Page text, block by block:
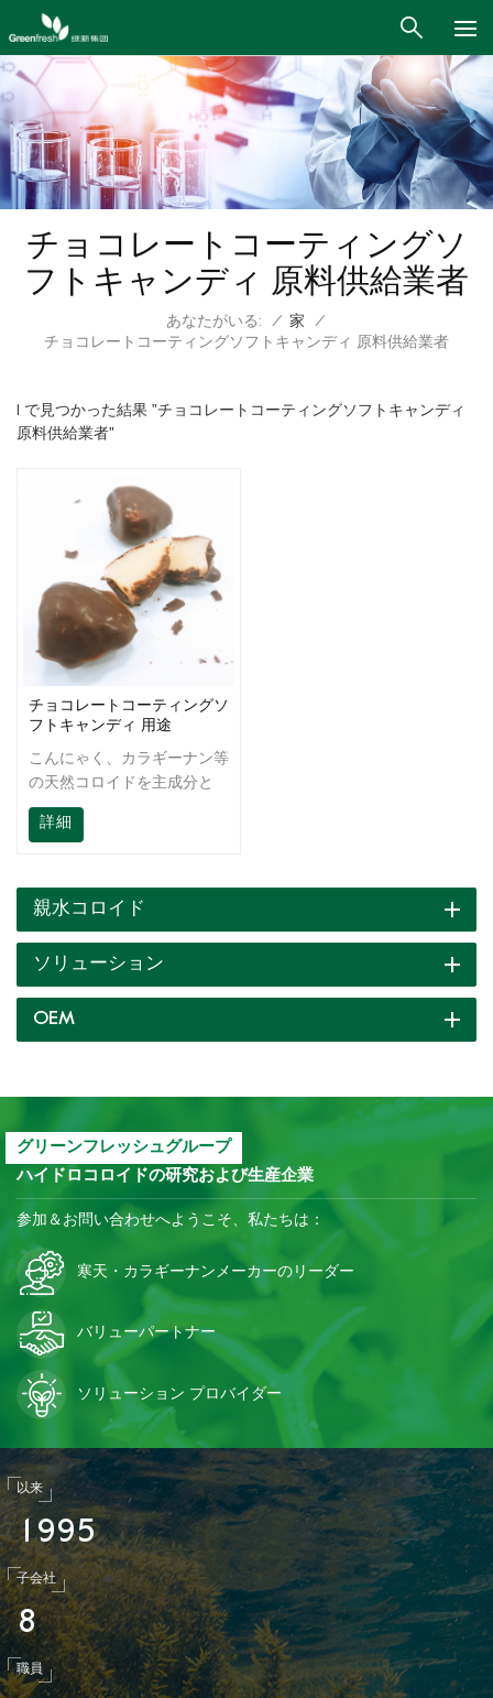
チョコレートコーティングソ
フトキャンディ 原料供給業者
あなたがいる: / 家
/
チョコレートコーティングソフトキャンディ 原料供給業者
1 で見つかった結果 "チョコレートコーティングソフトキャンディ
原料供給業者"
チョコレートコーティングソ
フトキャンディ 用途
こんにゃく、カラギーナン等
の天然コロイドを主成分と
し、相乗効果により高粘度、
高コストパフォーマンス、熱
高め、白色度と明るさ、調理
デンプンの老化を抑制するこ
とができます。凍結後、製品
は大幅に脆くなり、品質が向
上し、コストが削減されま
詳細
親水コロイド
ソリューション
OEM
グリーンフレッシュグループ
ハイドロコロイドの研究および生産企業
参加＆お問い合わせへようこそ、私たちは：
寒天・カラギーナンメーカーのリーダー
バリューパートナー
ソリューション プロバイダー
以来
1 995
子会社
8
職員